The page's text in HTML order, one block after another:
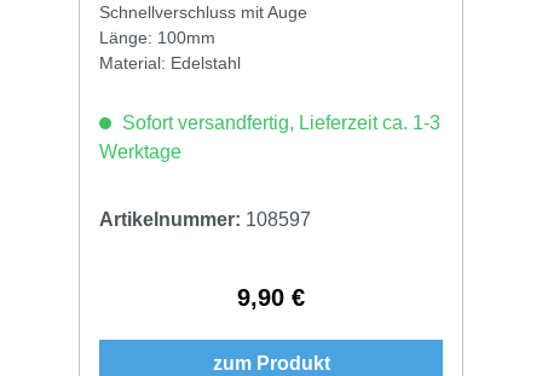
Schnellverschluss mit Auge
Länge: 100mm
Material: Edelstahl
Sofort versandfertig, Lieferzeit ca. 1-3
Werktage
Artikelnummer: 108597
Regulärer Preis:
9,90 €
zum Produkt